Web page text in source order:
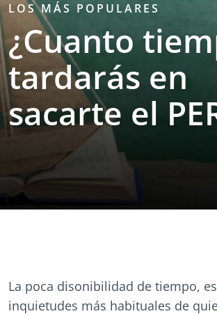
LOS MÁS POPULARES
¿Cuanto
tardarás en
sacarte el
La poca disonibilidad de tiempo,
inquietudes más habituales de